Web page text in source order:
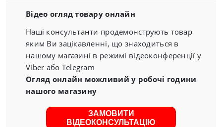
Відео огляд товару онлайн
Наші консультанти продемонструють товар
яким Ви зацікавленні, що знаходиться в
нашому магазині в режимі відеоконференції у
Viber або Telegram
Огляд онлайн можливий у робочі години
нашого магазину
ЗАМОВИТИ
ВІДЕОКОНСУЛЬТАЦІЮ